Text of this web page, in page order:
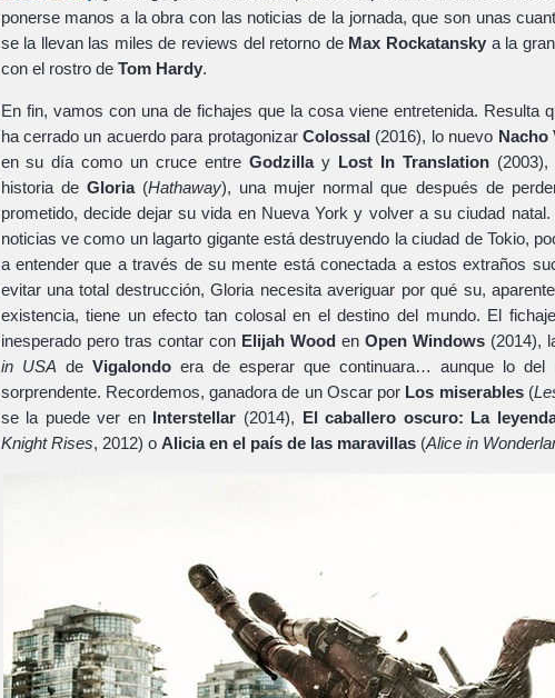
ponerse manos a la obra con las noticias de la jornada, que son unas
se la llevan las miles de reviews del retorno de Max Rockatansky a la
con el rostro de Tom Hardy.
En fin, vamos con una de fichajes que la cosa viene entretenida. Resulta
ha cerrado un acuerdo para protagonizarColossal (2016), lo nuevo Nacho
en su día como un cruce entreGodzillay Lost In Translation(2003),
historia de Gloria(Hathaway), una mujer normal que después de
prometido, decide dejar su vida en Nueva York y volver a su ciudad
noticias ve como un lagarto gigante está destruyendo la ciudad de Tokio,
a entender que a través de su mente está conectada a estos extraños
evitar una total destrucción, Gloria necesita averiguar por qué su,
existencia, tiene un efecto tan colosal en el destino del mundo. El
inesperado pero tras contar con Elijah Wood enOpen Windows (2014),
in USA de Vigalondoera de esperar que continuara… aunque lo del
sorprendente. Recordemos, ganadora de un Oscar por Los miserables(
se la puede ver en Interstellar (2014), El caballero oscuro: La
Knight Rises, 2012) o Alicia en el país de las maravillas(Alice in